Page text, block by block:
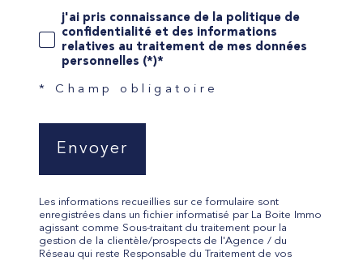
j'ai pris connaissance de la politique de
confidentialité et des informations
relatives au traitement de mes données
personnelles (*)*
* Champ obligatoire
Envoyer
Les informations recueillies sur ce formulaire sont
enregistrées dans un fichier informatisé par La Boite Immo
agissant comme Sous-traitant du traitement pour la
gestion de la clientèle/prospects de l'Agence / du
Réseau qui reste Responsable du Traitement de vos